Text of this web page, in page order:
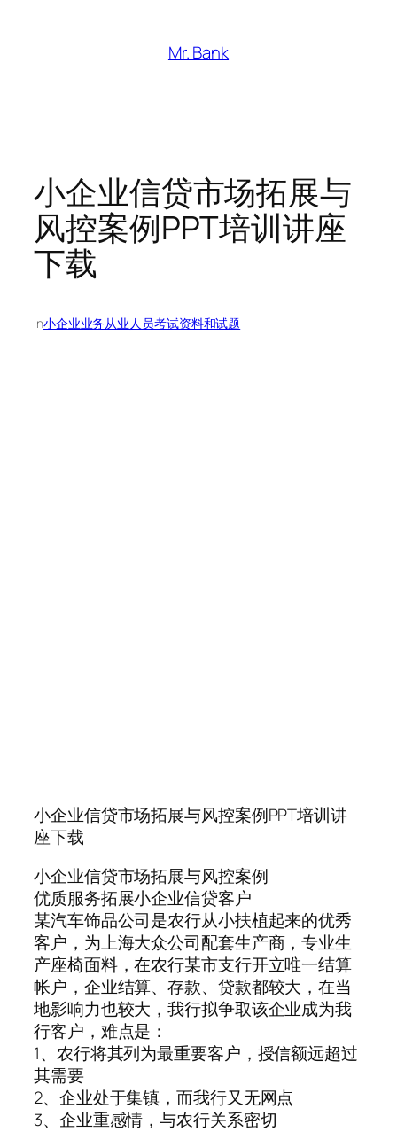
Mr. Bank
小企业信贷市场拓展与
风控案例PPT培训讲座
下载
in小企业业务从业人员考试资料和试题
小企业信贷市场拓展与风控案例PPT培训讲
座下载
小企业信贷市场拓展与风控案例
优质服务拓展小企业信贷客户
某汽车饰品公司是农行从小扶植起来的优秀
客户，为上海大众公司配套生产商，专业生
产座椅面料，在农行某市支行开立唯一结算
帐户，企业结算、存款、贷款都较大，在当
地影响力也较大，我行拟争取该企业成为我
行客户，难点是：
1、农行将其列为最重要客户，授信额远超过
其需要
2、企业处于集镇，而我行又无网点
3、企业重感情，与农行关系密切